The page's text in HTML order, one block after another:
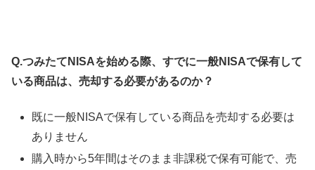
Q.つみたてNISAを始める際、すでに一般NISAで保有して
いる商品は、売却する必要があるのか？
既に一般NISAで保有している商品を売却する必要は
ありません
購入時から5年間はそのまま非課税で保有可能で、売